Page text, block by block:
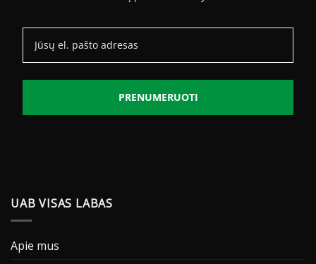
PRENUMERUOTI
UAB VISAS LABAS
Apie mus